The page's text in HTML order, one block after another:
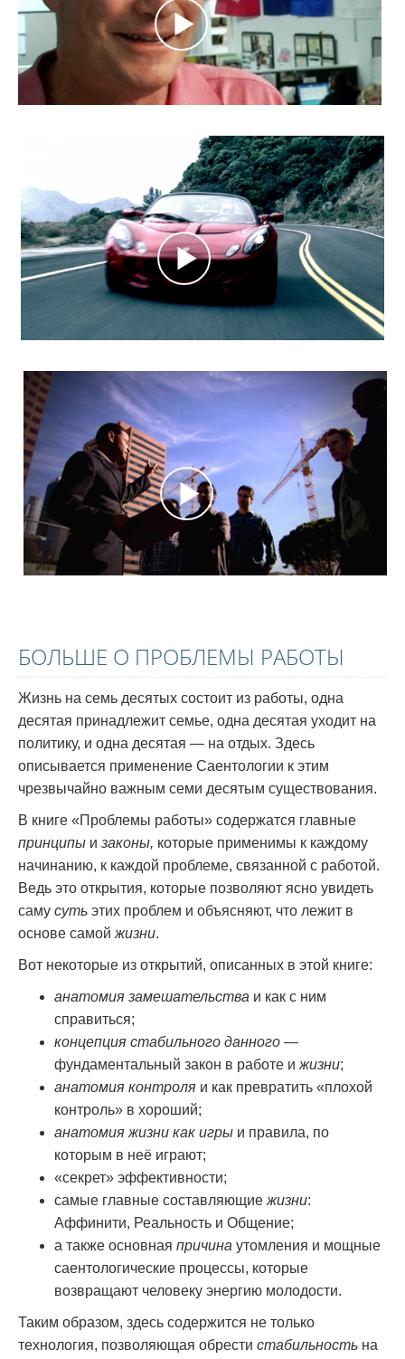
БОЛЬШЕ О ПРОБЛЕМЫ РАБОТЫ
Жизнь на семь десятых состоит из работы, одна
десятая принадлежит семье, одна десятая уходит на
политику, и одна десятая — на отдых. Здесь
описывается применение Саентологии к этим
чрезвычайно важным семи десятым существования.
В книге «Проблемы работы» содержатся главные
принципы и законы, которые применимы к каждому
начинанию, к каждой проблеме, связанной с работой.
Ведь это открытия, которые позволяют ясно увидеть
саму суть этих проблем и объясняют, что лежит в
основе самой жизни.
Вот некоторые из открытий, описанных в этой книге:
анатомия замешательства и как с ним
справиться;
концепция стабильного данного —
фундаментальный закон в работе и жизни;
анатомия контроля и как превратить «плохой
контроль» в хороший;
анатомия жизни как игры и правила, по
которым в неё играют;
«секрет» эффективности;
самые главные составляющие жизни:
Аффинити, Реальность и Общение;
а также основная причина утомления и мощные
саентологические процессы, которые
возвращают человеку энергию молодости.
Таким образом, здесь содержится не только
технология, позволяющая обрести стабильность на